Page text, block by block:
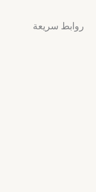
روابط سريعة